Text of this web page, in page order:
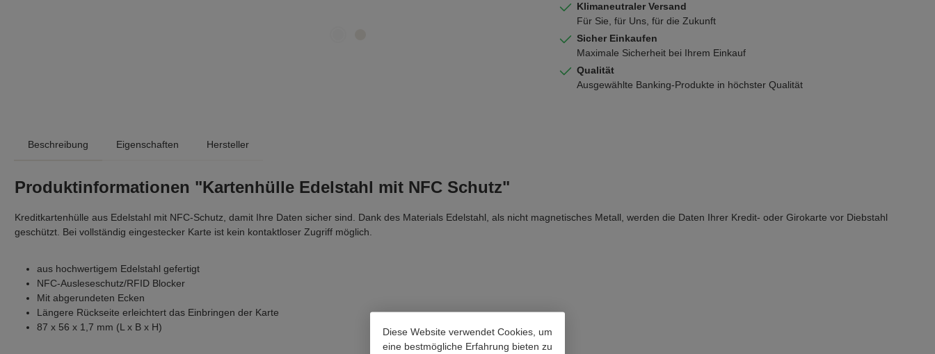
Klimaneutraler Versand
Für Sie, für Uns, für die Zukunft
Sicher Einkaufen
Maximale Sicherheit bei Ihrem Einkauf
Qualität
Ausgewählte Banking-Produkte in höchster Qualität
Beschreibung Eigenschaften Hersteller
Produktinformationen "Kartenhülle Edelstahl mit NFC Schutz"
Kreditkartenhülle aus Edelstahl mit NFC-Schutz, damit Ihre Daten sicher sind. Dank des Materials Edelstahl, als nicht magnetisches Metall, werden die Daten Ihrer Kredit- oder Girokarte vor Diebstahl
geschützt. Bei vollständig eingestecker Karte ist kein kontaktloser Zugriff möglich.
aus hochwertigem Edelstahl gefertigt
NFC-Ausleseschutz/RFID Blocker
Mit abgerundeten Ecken
Längere Rückseite erleichtert das Einbringen der Karte
87 x 56 x 1,7 mm (L x B x H)
Diese Website verwendet Cookies, um
eine bestmögliche Erfahrung bieten zu